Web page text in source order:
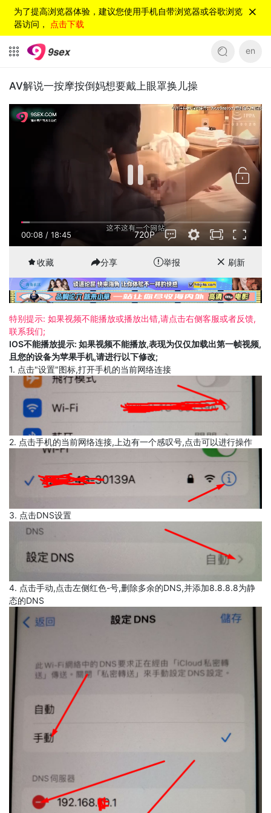
为了提高浏览器体验，建议您使用手机自带浏览器或谷歌浏览
器访问， 点击下载
en
AV解说一按摩按倒妈想要戴上眼罩换儿操
00:08 / 18:45 720P
收藏 分享 举报 刷新
特别提示: 如果视频不能播放或播放出错,请点击右侧客服或者反馈,
联系我们;
IOS不能播放提示: 如果视频不能播放,表现为仅仅加载出第一帧视频,
且您的设备为苹果手机,请进行以下修改;
1. 点击"设置"图标,打开手机的当前网络连接
2. 点击手机的当前网络连接,上边有一个感叹号,点击可以进行操作
3. 点击DNS设置
4. 点击手动,点击左侧红色-号,删除多余的DNS,并添加8.8.8.8为静
态的DNS